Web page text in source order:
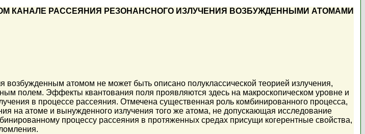
КАНАЛЕ РАССЕЯНИЯ РЕЗОНАНСНОГО ИЗЛУЧЕНИЯ ВОЗБУЖДЕННЫМИ АТОМАМИ
возбужденным атомом не может быть описано полуклассической теорией излучения,
полем. Эффекты квантования поля проявляются здесь на макроскопическом уровне и
в процессе рассеяния. Отмечена существенная роль комбинированного процесса,
на атоме и вынужденного излучения того же атома, не допускающая исследование
процессу рассеяния в протяженных средах присущи когерентные свойства,